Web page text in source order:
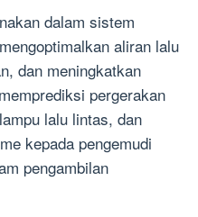
dalam sistem
aliran lalu
dan meningkatkan
pergerakan
lalu lintas, dan
kepada pengemudi
pengambilan